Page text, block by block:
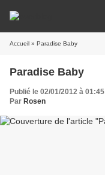
Accueil » Paradise Baby
Paradise Baby
Publié le 02/01/2012 à 01:45
Par Rosen